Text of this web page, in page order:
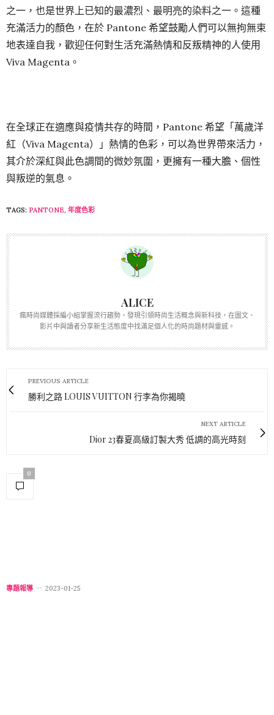
之一，也是世界上已知的最濃烈、最明亮的染料之一。這種
充滿活力的顏色，在於 Pantone 希望鼓勵人們可以無拘無束
地表達自我，歡迎任何對生活充滿熱情和反叛精神的人使用
Viva Magenta。
在全球正在適應與疫情共存的時間，Pantone 希望「萬歲洋
其介於深紅與此色調間的微妙氛圍，更擁有一種大膽、個性
與叛逆的氣息。